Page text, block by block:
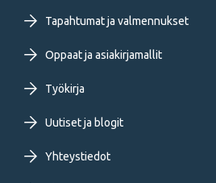
primary
menu
FI
Tapahtumat ja valmennukset
Oppaat ja asiakirjamallit
Työkirja
Uutiset ja blogit
Yhteystiedot